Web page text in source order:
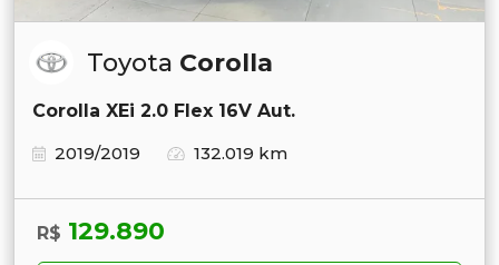
Toyota Corolla
Corolla XEi 2.0 Flex 16V Aut.
2019/2019
132.019 km
R$ 129.890